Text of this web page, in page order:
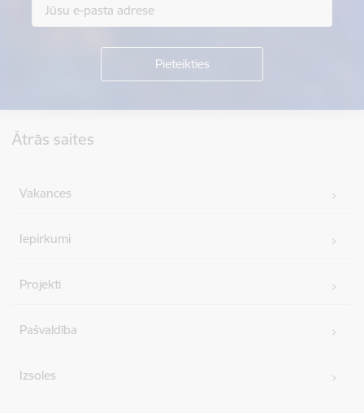
Ātrās saites
Vakances
Iepirkumi
Projekti
Pašvaldība
Izsoles